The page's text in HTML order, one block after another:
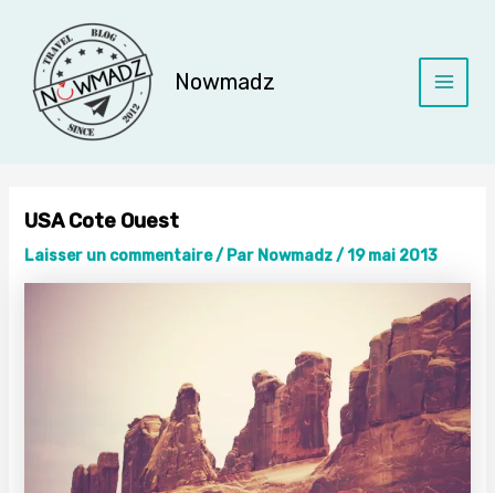
contenu
Nowmadz
Main
USA Cote Ouest
Laisser un commentaire / Par Nowmadz/19 mai 2013